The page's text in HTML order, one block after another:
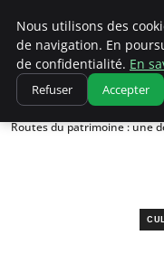
Correze Co
Accueil
Culture et traditions
Routes du patrimoine : une
Nous utilisons des
de navigation. En
de confidentialité. En
Refuser Accepter